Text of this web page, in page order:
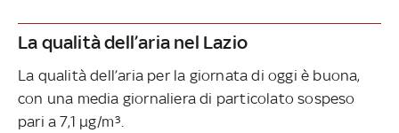
La qualità dell’aria nel Lazio
La qualità dell’aria per la giornata di oggi è buona,
con una media giornaliera di particolato sospeso
pari a 7,1 µg/m³.